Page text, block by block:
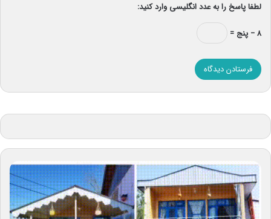
لطفا پاسخ را به عدد انگلیسی وارد کنید:
۸ − پنج =